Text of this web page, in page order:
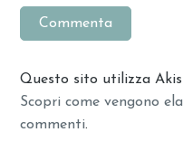
Questo sito utilizza
Scopri come vengono
commenti.